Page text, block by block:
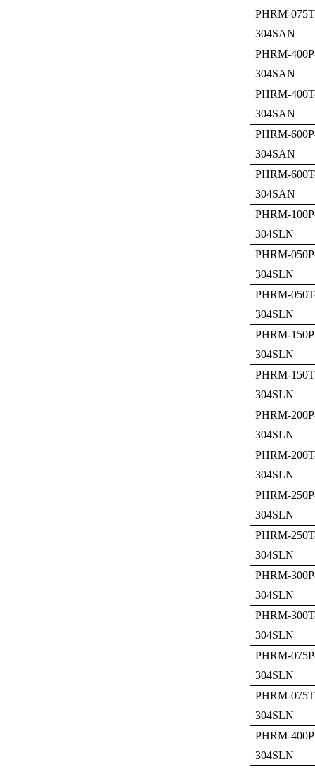
PHRM-
304SAN
PHRM-
304SAN
PHRM-
304SAN
PHRM-
304SAN
PHRM-
304SAN
PHRM-
304SLN
PHRM-
304SLN
PHRM-
304SLN
PHRM-
304SLN
PHRM-
304SLN
PHRM-
304SLN
PHRM-
304SLN
PHRM-
304SLN
PHRM-
304SLN
PHRM-
304SLN
PHRM-
304SLN
PHRM-
304SLN
PHRM-
304SLN
PHRM-
304SLN